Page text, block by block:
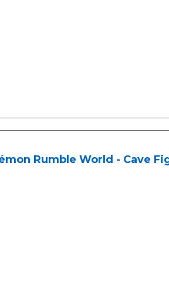
Rumble World - Cave